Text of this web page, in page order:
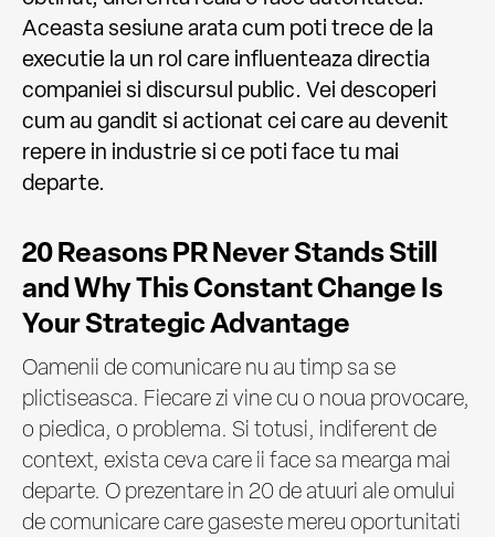
Aceasta sesiune arata cum poti trece de la
executie la un rol care influenteaza directia
companiei si discursul public. Vei descoperi
cum au gandit si actionat cei care au devenit
repere in industrie si ce poti face tu mai
departe.
20 Reasons PR Never Stands Still
and Why This Constant Change Is
Your Strategic Advantage
Oamenii de comunicare nu au timp sa se
plictiseasca. Fiecare zi vine cu o noua provocare,
o piedica, o problema. Si totusi, indiferent de
context, exista ceva care ii face sa mearga mai
departe. O prezentare in 20 de atuuri ale omului
de comunicare care gaseste mereu oportunitati